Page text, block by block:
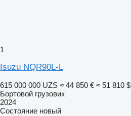
1
Isuzu NQR90L-L
615 000 000 UZS ≈ 44 850 € ≈ 51 810 $
Бортовой грузовик
2024
Состояние новый